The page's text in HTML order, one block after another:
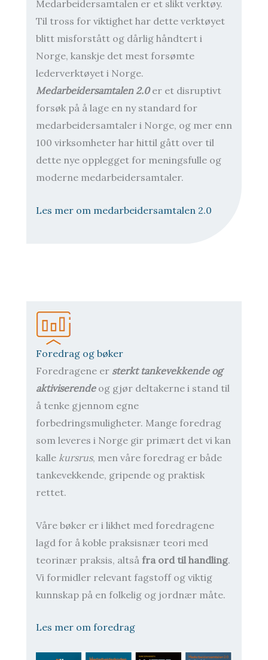
Medarbeidersamtalen er et slikt verktøy.
Til tross for viktighet har dette verktøyet
blitt misforstått og dårlig håndtert i
Norge, kanskje det mest forsømte
lederverktøyet i Norge.
Medarbeidersamtalen 2.0er et disruptivt
forsøk på å lage en ny standard for
medarbeidersamtaler i Norge, og mer enn
100 virksomheter har hittil gått over til
dette nye opplegget for meningsfulle og
moderne medarbeidersamtaler.
Les mer om medarbeidersamtalen 2.0
Foredrag og bøker
Foredragene er sterkt tankevekkende og
aktiviserendeog gjør deltakerne i stand til
å tenke gjennom egne
forbedringsmuligheter. Mange foredrag
som leveres i Norge gir primært det vi kan
kalle kursrus, men våre foredrag er både
tankevekkende, gripende og praktisk
rettet.
Våre bøker er i likhet med foredragene
lagd for å koble praksisnær teori med
teorinær praksis, altså fra ord til handling.
Vi formidler relevant fagstoff og viktig
kunnskap på en folkelig og jordnær måte.
Les mer om foredrag